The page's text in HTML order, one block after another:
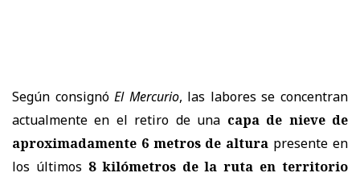
Según consignóEl Mercurio, las labores se concentran
actualmente en el retiro de una capa de nieve de
aproximadamente 6 metros de altura presente en
los últimos 8 kilómetros de la ruta en territorio